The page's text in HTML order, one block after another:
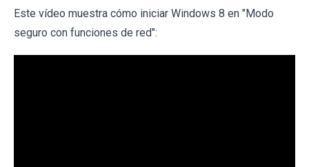
Este vídeo muestra cómo iniciar Windows 8 en "Modo
seguro con funciones de red":